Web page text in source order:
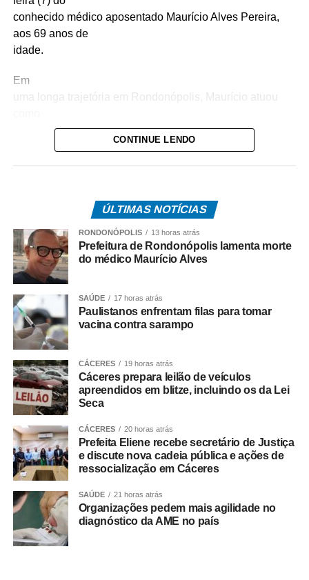
conhecido médico aposentado Maurício Alves Pereira,
aos 69 anos de
idade.
Em
uma longa trajetória em Rondonópolis, Maurício atuou
médico-legista na Perícia Oficial e Identificação Técnica
(Politec), onde fez grandes amizades, e também foi
professor do
onde se aposentou.
Neste
momento de tristeza, o Município vem reconhecer sua
contribuição
com o desenvolvimento local, bem como manifestar sua
solidariedade a
familiares e amigos pela perda, clamando que Deus
possa confortá-los.
O
velório foi realizado na Segunda Igreja Batista de
Rondonópolis, na
Vila Aurora, e o sepultamento ocorreu na tarde deste
sábado (8) no
Cemitério da Vila Aurora.
WhatsApp
Facebook
Twitter
Messenger
LinkedIn
Share
CONTINUE LENDO
ÚLTIMAS NOTÍCIAS
RONDONÓPOLIS 13 horas atrás
Prefeitura de Rondonópolis lamenta morte
do médico Maurício Alves
SAÚDE 17 horas atrás
Paulistanos enfrentam filas para tomar
vacina contra sarampo
CÁCERES 19 horas atrás
Cáceres prepara leilão de veículos
apreendidos em blitze, incluindo os da Lei
Seca
CÁCERES 20 horas atrás
Prefeita Eliene recebe secretário de Justiça
e discute nova cadeia pública e ações de
ressocialização em Cáceres
SAÚDE 21 horas atrás
Organizações pedem mais agilidade no
diagnóstico da AME no país